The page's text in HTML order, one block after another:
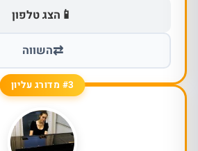
📱 הצג טלפון
⇄השווה
#3 מדורג עליון